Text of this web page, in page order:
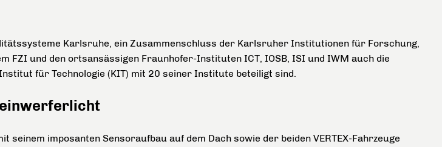
Karlsruhe, ein Zusammenschluss der Karlsruher Institutionen für Forschung,
FZI und den ortsansässigen Fraunhofer-Instituten ICT, IOSB, ISI und IWM auch die
für Technologie (KIT) mit 20 seiner Institute beteiligt sind.
imposanten Sensoraufbau auf dem Dach sowie der beiden VERTEX-Fahrzeuge